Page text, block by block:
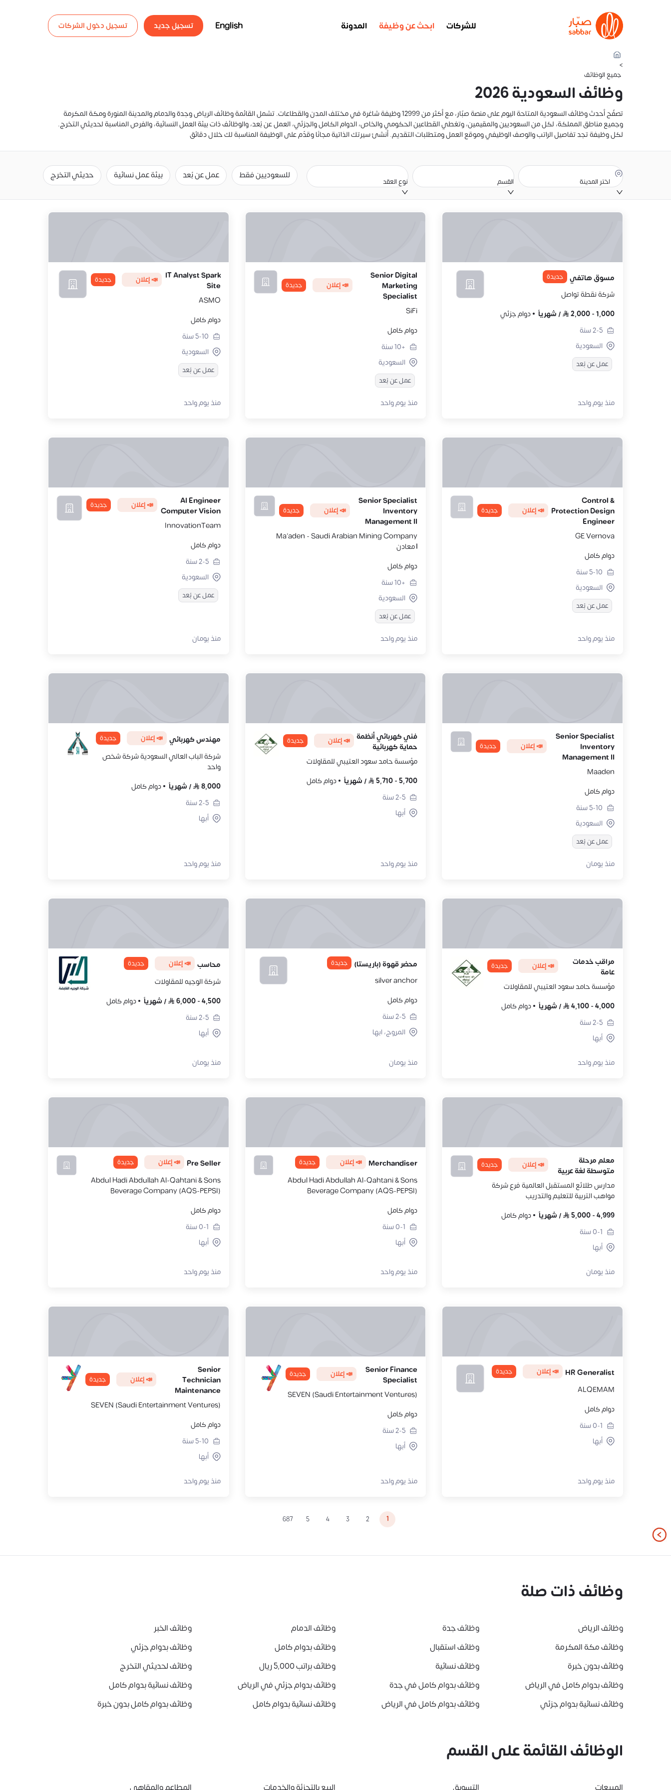
للشركات ابحث عن وظيفة المدونة English تسجيل جديد تسجيل دخول الشركات
>
جميع الوظائف
وظائف السعودية 2026
تصفّح أحدث وظائف السعودية المتاحة اليوم على منصة صبّار، مع أكثر من 12999 وظيفة شاغرة في مختلف المدن والقطاعات. تشمل القائمة وظائف الرياض وجدة والدمام والمدينة المنورة ومكة المكرمة
وجميع مناطق المملكة، لكل من السعوديين والمقيمين، وتغطي القطاعين الحكومي والخاص، الدوام الكامل والجزئي، العمل عن بُعد، والوظائف ذات بيئة العمل النسائية، والفرص المناسبة لحديثي التخرج.
لكل وظيفة تجد تفاصيل الراتب والوصف الوظيفي وموقع العمل ومتطلبات التقديم. أنشئ سيرتك الذاتية مجانًا وقدّم على الوظيفة المناسبة لك خلال دقائق
اختر المدينة القسم نوع العقد
للسعوديين فقط عمل عن بُعد بيئة عمل نسائية حديثي التخرج
مسوق هاتفي جديدة
شركة نقطة تواصل
1,000
-
2,000
/ شهرياً
دوام جزئي
2-5سنة
السعودية
عمل عن بُعد
منذ يوم واحد
Senior Digital
Marketing
Specialist
📣 إعلان جديدة
SiFi
دوام كامل
+10
سنة
السعودية
عمل عن بُعد
منذ يوم واحد
IT Analyst Spark
Site
📣 إعلان جديدة
ASMO
دوام كامل
5-10سنة
السعودية
عمل عن بُعد
منذ يوم واحد
Control &
Protection Design
Engineer
📣 إعلان جديدة
GE Vernova
دوام كامل
5-10سنة
السعودية
عمل عن بُعد
منذ يوم واحد
Senior Specialist
Inventory
Management II
📣 إعلان جديدة
Ma'aden - Saudi Arabian Mining Company
| معادن
دوام كامل
+10
سنة
السعودية
عمل عن بُعد
منذ يوم واحد
AI Engineer
Computer Vision
📣 إعلان جديدة
InnovationTeam
دوام كامل
2-5سنة
السعودية
عمل عن بُعد
منذ يومان
Senior Specialist
Inventory
Management II
📣 إعلان جديدة
Maaden
دوام كامل
5-10سنة
السعودية
عمل عن بُعد
منذ يومان
فني كهربائي أنظمة
حماية كهربائية
📣 إعلان جديدة
مؤسسة حامد سعود العتيبي للمقاولات
5,700
-
5,710
/ شهرياً
دوام كامل
2-5سنة
أبها
منذ يوم واحد
مهندس كهربائي 📣 إعلان جديدة
شركة الباب العالي السعودية شركة شخص
واحد
8,000
/ شهرياً
دوام كامل
2-5سنة
أبها
منذ يوم واحد
مراقب خدمات
عامة
📣 إعلان جديدة
مؤسسة حامد سعود العتيبي للمقاولات
4,000
-
4,100
/ شهرياً
دوام كامل
2-5سنة
أبها
منذ يوم واحد
محضر قهوة (باريستا) جديدة
silver anchor
دوام كامل
2-5سنة
المروج، ابها
منذ يومان
محاسب 📣 إعلان جديدة
شركة الوجيه للمقاولات
4,500
-
6,000
/ شهرياً
دوام كامل
2-5سنة
أبها
منذ يومان
معلم مرحلة
متوسطة لغة عربية
📣 إعلان جديدة
مدارس طلائع المستقبل العالمية فرع شركة
مواهب التربية للتعليم والتدريب
4,999
-
5,000
/ شهرياً
دوام كامل
0-1سنة
أبها
منذ يومان
Merchandiser 📣 إعلان جديدة
Abdul Hadi Abdullah Al-Qahtani & Sons
Beverage Company (AQS-PEPSI)
دوام كامل
0-1سنة
أبها
منذ يوم واحد
Pre Seller 📣 إعلان جديدة
Abdul Hadi Abdullah Al-Qahtani & Sons
Beverage Company (AQS-PEPSI)
دوام كامل
0-1سنة
أبها
منذ يوم واحد
HR Generalist 📣 إعلان جديدة
ALQEMAM
دوام كامل
0-1سنة
أبها
منذ يوم واحد
Senior Finance
Specialist
📣 إعلان جديدة
SEVEN (Saudi Entertainment Ventures)
دوام كامل
2-5سنة
أبها
منذ يوم واحد
Senior
Technician
Maintenance
📣 إعلان جديدة
SEVEN (Saudi Entertainment Ventures)
دوام كامل
5-10سنة
أبها
منذ يوم واحد
1
2
3
4
5
687
وظائف ذات صلة
وظائف الرياض وظائف جدة وظائف الدمام
وظائف الخبر
وظائف مكة المكرمة
وظائف استقبال وظائف بدوام كامل
وظائف بدوام جزئي
وظائف بدون خبرة
وظائف نسائية وظائف براتب 5,000 ريال
وظائف لحديثي التخرج
وظائف بدوام كامل في الرياض
وظائف بدوام كامل في جدة وظائف بدوام جزئي في الرياض
وظائف نسائية بدوام كامل
وظائف نسائية بدوام جزئي
وظائف بدوام كامل في الرياض وظائف نسائية بدوام كامل وظائف بدوام كامل بدون خبرة
الوظائف القائمة على القسم